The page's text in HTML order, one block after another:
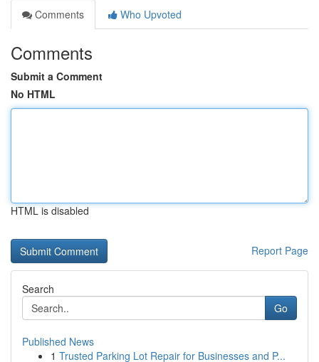
Comments
Who Upvoted
Comments
Submit a Comment
No HTML
HTML is disabled
Report Page
Search
Go
Published News
1 Trusted Parking Lot Repair for Businesses and P...